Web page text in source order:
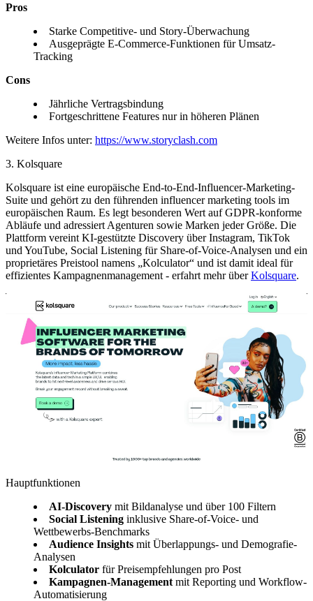
Pros
Starke Competitive- und Story-Überwachung
Ausgeprägte E-Commerce-Funktionen für Umsatz-
Tracking
Cons
Jährliche Vertragsbindung
Fortgeschrittene Features nur in höheren Plänen
Weitere Infos unter: https://www.storyclash.com
3. Kolsquare
Kolsquare ist eine europäische End-to-End-Influencer-Marketing-
Suite und gehört zu den führenden influencer marketing tools im
europäischen Raum. Es legt besonderen Wert auf GDPR-konforme
Abläufe und adressiert Agenturen sowie Marken jeder Größe. Die
Plattform vereint KI-gestützte Discovery über Instagram, TikTok
und YouTube, Social Listening für Share-of-Voice-Analysen und ein
proprietäres Preistool namens „Kolculator“ und ist damit ideal für
effizientes Kampagnenmanagement - erfahrt mehr überKolsquare.
Hauptfunktionen
AI-Discovery mit Bildanalyse und über 100 Filtern
Social Listening inklusive Share-of-Voice- und
Wettbewerbs-Benchmarks
Audience Insights mit Überlappungs- und Demografie-
Analysen
Kolculator für Preisempfehlungen pro Post
Kampagnen-Management mit Reporting und Workflow-
Automatisierung